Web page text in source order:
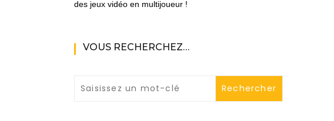
des jeux vidéo en multijoueur !
VOUS RECHERCHEZ…